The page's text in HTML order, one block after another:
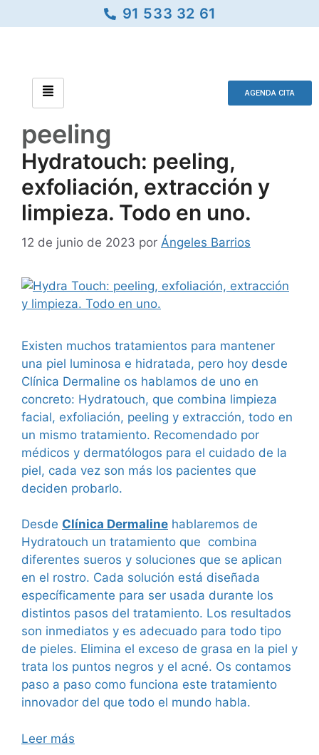
91 533 32 61
AGENDA CITA
peeling
Hydratouch: peeling,
exfoliación, extracción y
limpieza. Todo en uno.
12 de junio de 2023 por Ángeles Barrios
Existen muchos tratamientos para mantener
una piel luminosa e hidratada, pero hoy desde
Clínica Dermaline os hablamos de uno en
concreto: Hydratouch, que combina limpieza
facial, exfoliación, peeling y extracción, todo en
un mismo tratamiento. Recomendado por
médicos y dermatólogos para el cuidado de la
piel, cada vez son más los pacientes que
deciden probarlo.
Desde Clínica Dermaline hablaremos de
Hydratouch un tratamiento que combina
diferentes sueros y soluciones que se aplican
en el rostro. Cada solución está diseñada
específicamente para ser usada durante los
distintos pasos del tratamiento. Los resultados
son inmediatos y es adecuado para todo tipo
de pieles. Elimina el exceso de grasa en la piel y
trata los puntos negros y el acné. Os contamos
paso a paso como funciona este tratamiento
innovador del que todo el mundo habla.
Leer más